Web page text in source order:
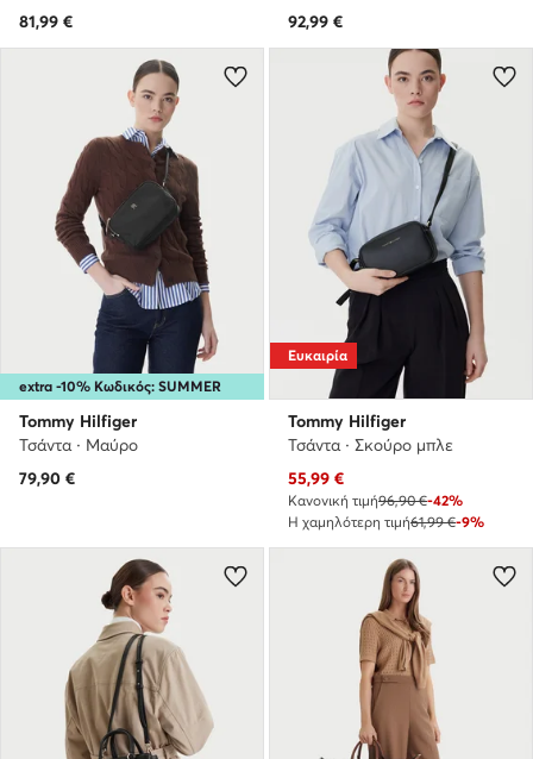
81,99 €
92,99 €
extra -10% Κωδικός: SUMMER
Tommy Hilfiger
Τσάντα · Μαύρο
79,90 €
Ευκαιρία
Tommy Hilfiger
Τσάντα · Σκούρο μπλε
Τρέχουσα τιμή
55,99 €
Κανονική τιμή96,90 €-42%
Η χαμηλότερη τιμή61,99 €-9%